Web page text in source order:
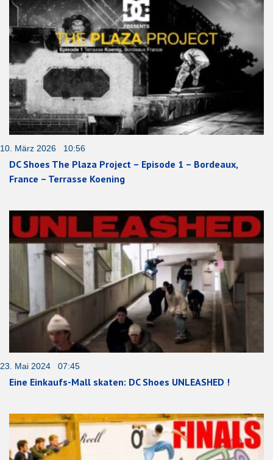
10. März 2026 10:56
DC Shoes The Plaza Project – Episode 1 – Bordeaux,
France – Terrasse Koening
23. Mai 2024 07:45
Eine Einkaufs-Mall skaten: DC Shoes UNLEASHED !